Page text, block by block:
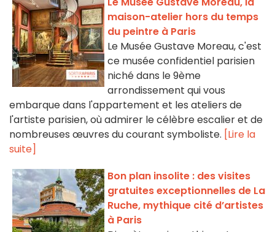
maison-atelier hors du temps
du peintre à Paris
Le Musée Gustave Moreau, c'est
ce musée confidentiel parisien
niché dans le 9ème
arrondissement qui vous
embarque dans l'appartement et les ateliers de
l'artiste parisien, où admirer le célèbre escalier et de
nombreuses œuvres du courant symboliste. [Lire la
suite]
Bon plan insolite : des visites
gratuites exceptionnelles de La
Ruche, mythique cité d’artistes
à Paris